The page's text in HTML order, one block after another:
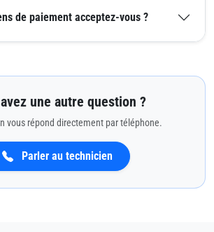
de paiement acceptez-vous ?
une autre question ?
vous répond directement par téléphone.
Parler au technicien